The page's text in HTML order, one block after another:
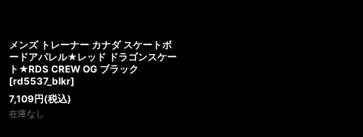
メンズ トレーナー カナダ スケートボ
ードアパレル★レッド ドラゴンスケー
ト★RDS CREW OG ブラック
[rd5537_blkr]
7,109円(税込)
在庫なし